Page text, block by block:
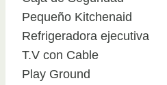
Pequeño Kitchenaid
Refrigeradora ejecutiva
T.V con Cable
Play Ground